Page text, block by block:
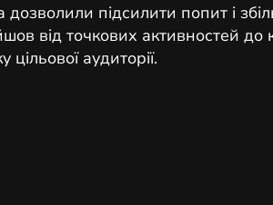
підсилити попит і
від точкових активностей до
цільової аудиторії.